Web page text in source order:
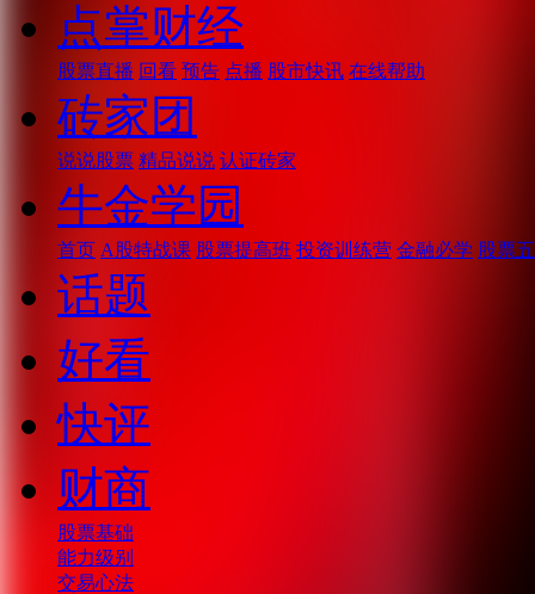
点掌财经
股票直播 回看 预告 点播 股市快讯 在线帮助
砖家团
说说股票 精品说说 认证砖家
牛金学园
首页 A股特战课 股票提高班 投资训练营 金融必学 股票
话题
好看
快评
财商
股票基础
能力级别
交易心法